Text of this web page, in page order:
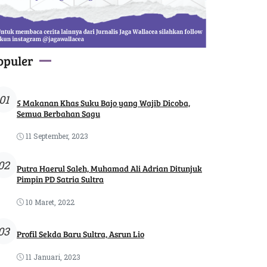
5 Makanan Khas Suku Bajo yang Wajib Dicoba,
Semua Berbahan Sagu
11 September, 2023
Putra Haerul Saleh, Muhamad Ali Adrian Ditunjuk
Pimpin PD Satria Sultra
10 Maret, 2022
Profil Sekda Baru Sultra, Asrun Lio
11 Januari, 2023